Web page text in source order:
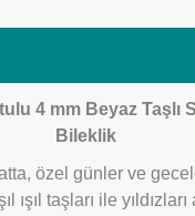
4 mm Beyaz Taşlı
Bileklik
özel günler ve
ışıl taşları ile